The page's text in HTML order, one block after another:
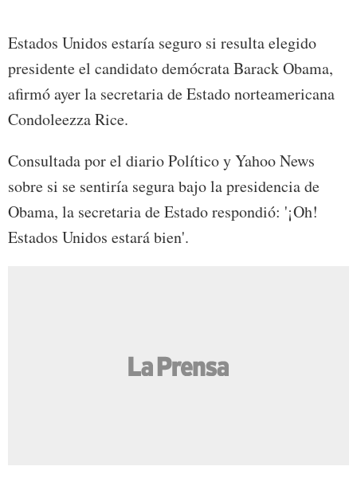
Estados Unidos estaría seguro si resulta elegido
presidente el candidato demócrata Barack Obama,
afirmó ayer la secretaria de Estado norteamericana
Condoleezza Rice.
Consultada por el diario Político y Yahoo News
sobre si se sentiría segura bajo la presidencia de
Obama, la secretaria de Estado respondió: '¡Oh!
Estados Unidos estará bien'.